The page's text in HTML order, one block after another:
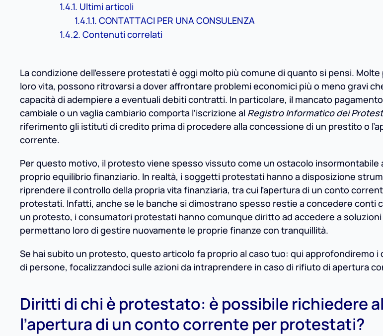
Ultimi articoli
CONTATTACI PER UNA CONSULENZA
Contenuti correlati
La condizione dell’essere protestati è oggi molto più comune di quanto si pensi.
loro vita, possono ritrovarsi a dover affrontare problemi economici più o meno gravi
capacità di adempiere a eventuali debiti contratti. In particolare, il mancato
cambiale o un vaglia cambiario comporta l’iscrizione al Registro Informatico dei
riferimento gli istituti di credito prima di procedere alla concessione di un prestito o
corrente.
Per questo motivo, il protesto viene spesso vissuto come un ostacolo insormontabile
proprio equilibrio finanziario. In realtà, i soggetti protestati hanno a disposizione
riprendere il controllo della propria vita finanziaria, tra cui l’apertura di un conto
protestati. Infatti, anche se le banche si dimostrano spesso restie a concedere conti
un protesto, i consumatori protestati hanno comunque diritto ad accedere a
permettano loro di gestire nuovamente le proprie finanze con tranquillità.
Se hai subito un protesto, questo articolo fa proprio al caso tuo: qui approfondiremo
di persone, focalizzandoci sulle azioni da intraprendere in caso di rifiuto di apertura
Diritti di chi è protestato: è possibile richiedere
l’apertura di un conto corrente per protestati?